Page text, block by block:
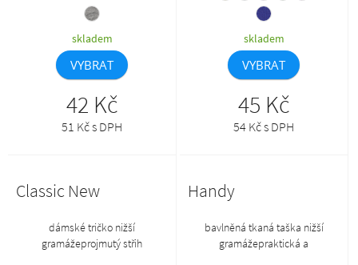
skladem
VYBRAT
42 Kč
51 Kč s DPH
skladem
VYBRAT
45 Kč
54 Kč s DPH
Classic New
dámské tričko nižší
gramážeprojmutý střih
Handy
bavlněná tkaná taška nižší
gramážepraktická a